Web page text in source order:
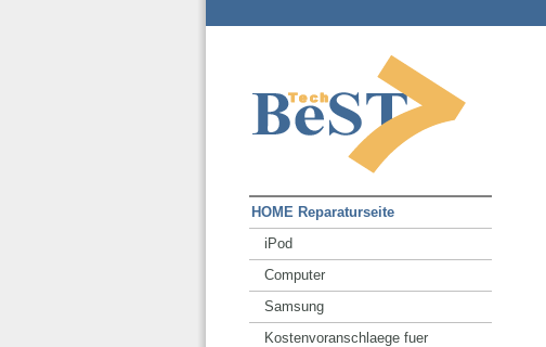
HOME Reparaturseite
iPod
Computer
Samsung
Kostenvoranschlaege fuer